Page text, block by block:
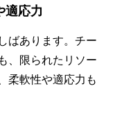
適応力
ばあります。チー
、限られたリソー
柔軟性や適応力も